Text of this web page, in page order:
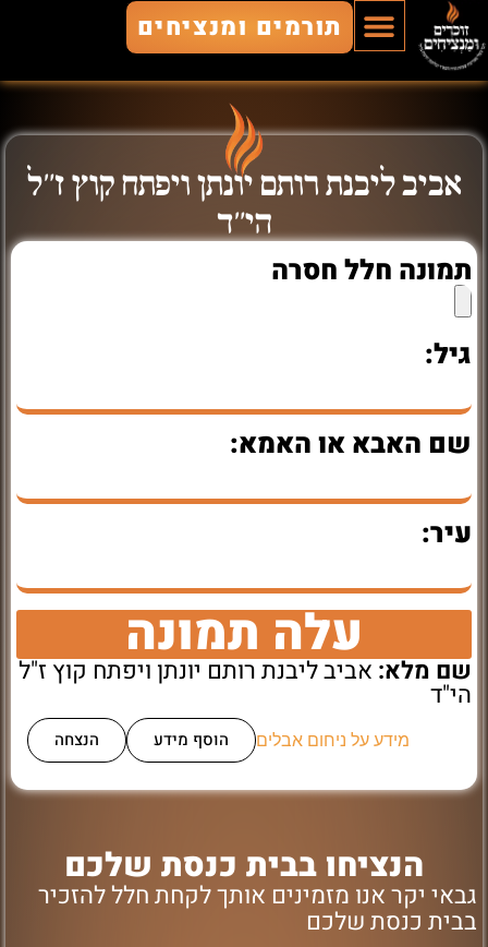
תורמים ומנציחים
אביב ליבנת רותם יונתן ויפתח קוץ ז"ל
הי"ד
תמונה חלל חסרה
גיל:
שם האבא או האמא:
עיר:
עלה תמונה
שם מלא:אביב ליבנת רותם יונתן ויפתח קוץ ז"ל
הי"ד
מידע על ניחום אבלים הוסף מידע הנצחה
הנציחו בבית כנסת שלכם
גבאי יקר אנו מזמינים אותך לקחת חלל להזכיר
בבית כנסת שלכם